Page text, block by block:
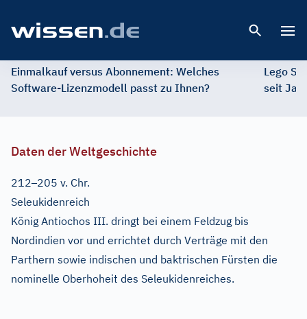
Einmalkauf versus Abonnement: Welches
Software-Lizenzmodell passt zu Ihnen?
Lego
seit
Daten der Weltgeschichte
212–205 v. Chr.
Seleukidenreich
König Antiochos III. dringt bei einem Feldzug bis
Nordindien vor und errichtet durch Verträge mit den
Parthern sowie indischen und baktrischen Fürsten die
nominelle Oberhoheit des Seleukidenreiches.